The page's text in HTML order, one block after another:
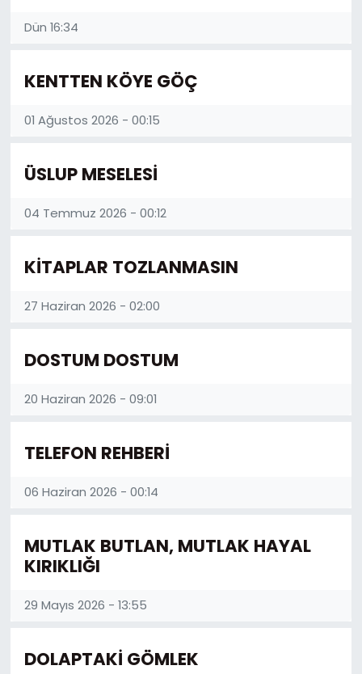
Dün 16:34
KENTTEN KÖYE GÖÇ
01 Ağustos 2026 - 00:15
ÜSLUP MESELESİ
04 Temmuz 2026 - 00:12
KİTAPLAR TOZLANMASIN
27 Haziran 2026 - 02:00
DOSTUM DOSTUM
20 Haziran 2026 - 09:01
TELEFON REHBERİ
06 Haziran 2026 - 00:14
MUTLAK BUTLAN, MUTLAK HAYAL
KIRIKLIĞI
29 Mayıs 2026 - 13:55
DOLAPTAKİ GÖMLEK